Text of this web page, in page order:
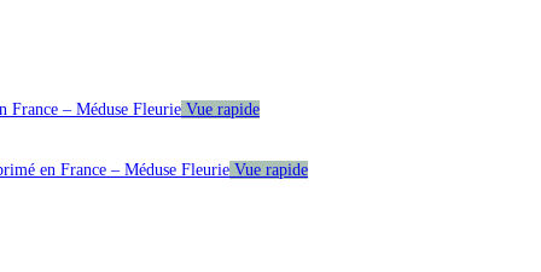
Vue rapide
Vue rapide